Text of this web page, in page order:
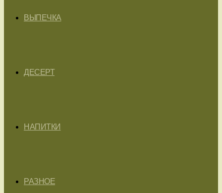
ВЫПЕЧКА
ДЕСЕРТ
НАПИТКИ
РАЗНОЕ